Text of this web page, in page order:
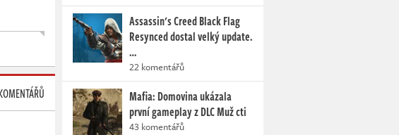
Assassin's Creed Black Flag
Resynced dostal velký update.
…
22 komentářů
Mafia: Domovina ukázala
první gameplay z DLC Muž cti
43 komentářů